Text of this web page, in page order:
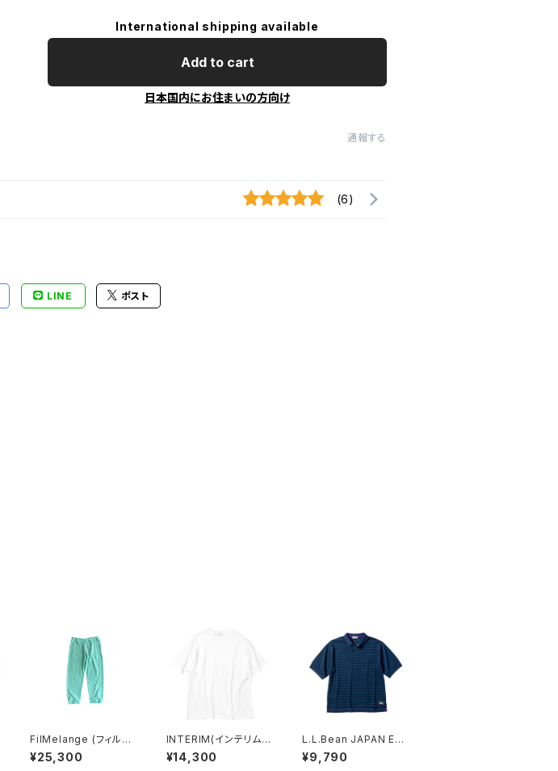
International shipping available
Add to cart
日本国内にお住まいの方向け
通報する
(6)
LINE ポスト
FilMelange (フィルメ
ランジェ) RACK / ラッ
ク COMFORT URAG
¥25,300
INTERIM(インテリム)
HIGH GAUGE SUVIN
JERSEY S/S TEE (PU
¥14,300
L.L.Bean JAPAN EDI
TION (エルエルビーン
ジャパンエディション)
¥9,790